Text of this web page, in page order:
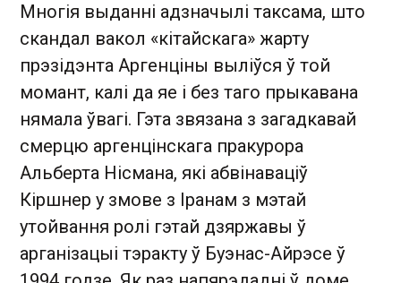
Многія выданні адзначылі таксама, што
скандал вакол «кітайскага» жарту
прэзідэнта Аргенціны выліўся ў той
момант, калі да яе і без таго прыкавана
нямала ўвагі. Гэта звязана з загадкавай
смерцю аргенцінскага пракурора
Альберта Нісмана, які абвінаваціў
Кіршнер у змове з Іранам з мэтай
утойвання ролі гэтай дзяржавы ў
арганізацыі тэракту ў Буэнас-Айрэсе ў